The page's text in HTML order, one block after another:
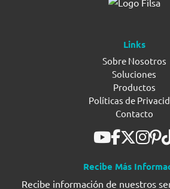
Links
Sobre Nosotros
Soluciones
Productos
Políticas de
Contacto
Recibe Más
Recibe información de nuestros